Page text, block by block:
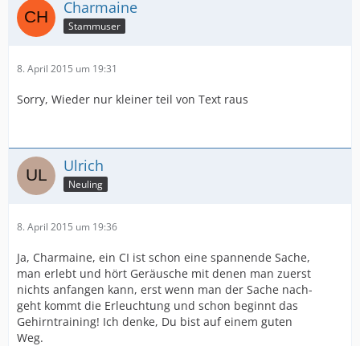
Charmaine
Stammuser
8. April 2015 um 19:31
Sorry, Wieder nur kleiner teil von Text raus
Ulrich
Neuling
8. April 2015 um 19:36
Ja, Charmaine, ein CI ist schon eine spannende Sache,
man erlebt und hört Geräusche mit denen man zuerst
nichts anfangen kann, erst wenn man der Sache nach-
geht kommt die Erleuchtung und schon beginnt das
Gehirntraining! Ich denke, Du bist auf einem guten
Weg.